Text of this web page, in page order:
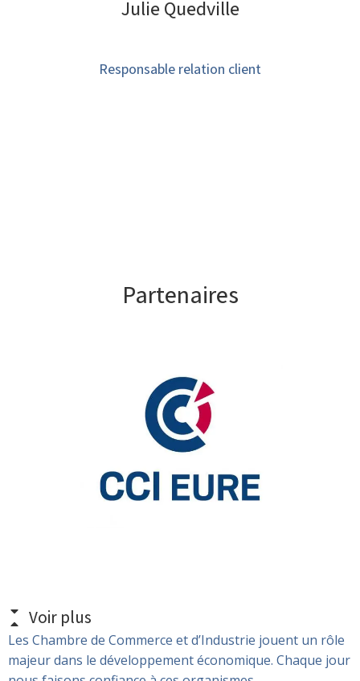
Julie Quedville
Responsable relation client
Partenaires
Voir plus
Les Chambre de Commerce et d’Industrie jouent un rôle
majeur dans le développement économique. Chaque jour